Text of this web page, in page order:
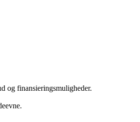
og finansieringsmuligheder.